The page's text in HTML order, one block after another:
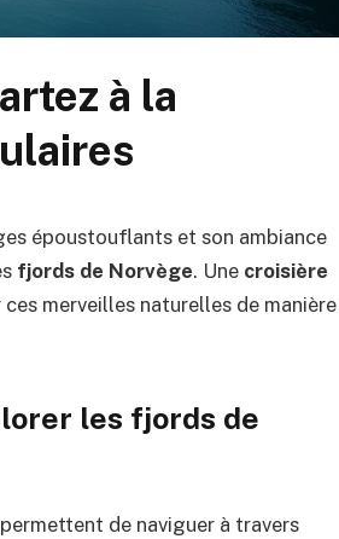
à la
époustouflants et son ambiance
fjords de Norvège. Une croisière
ces merveilles naturelles de manière
les fjords de
de naviguer à travers